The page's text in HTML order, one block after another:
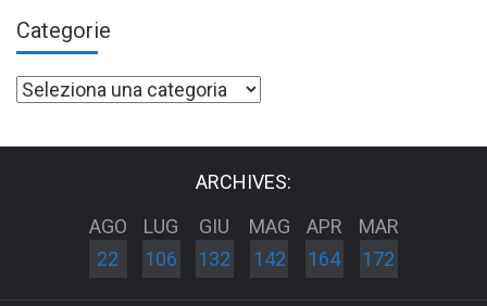
Categorie
Categorie
ARCHIVES:
AGO
22
LUG
106
GIU
132
MAG
142
APR
164
MAR
172